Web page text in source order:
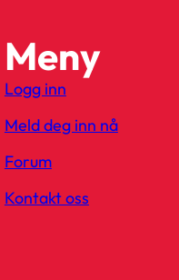
Meny
Logg inn
Meld deg inn nå
Forum
Kontakt oss